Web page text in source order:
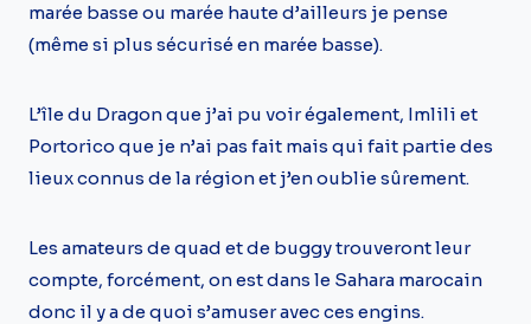
marée basse ou marée haute d’ailleurs je pense
(même si plus sécurisé en marée basse).
L’île du Dragon que j’ai pu voir également, Imlili et
Portorico que je n’ai pas fait mais qui fait partie des
lieux connus de la région et j’en oublie sûrement.
Les amateurs de quad et de buggy trouveront leur
compte, forcément, on est dans le Sahara marocain
donc il y a de quoi s’amuser avec ces engins.